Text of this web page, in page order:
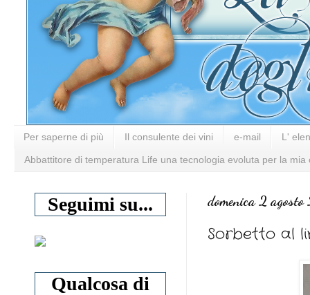
Per saperne di più Il consulente dei vini e-mail L'
Abbattitore di temperatura Life una tecnologia evoluta per la mia
domenica 2
Sorbetto al
Seguimi su...
Qualcosa di